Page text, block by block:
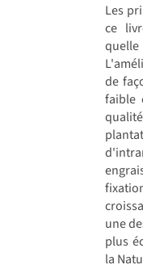
Les
ce
de
faible
une
plus
la